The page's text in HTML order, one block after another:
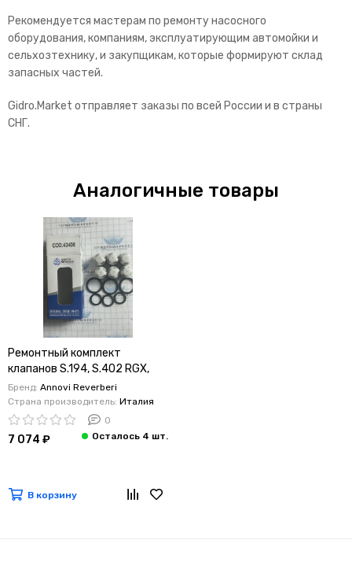
Рекомендуется мастерам по ремонту насосного
оборудования, компаниям, эксплуатирующим автомойки и
сельхозтехнику, и закупщикам, которые формируют склад
запасных частей.
Gidro.Market отправляет заказы по всей России и в страны
СНГ.
Аналогичные товары
Ремонтный комплект
клапанов S.194, S.402 RGX,
ATP COD.43408
Бренд: Annovi Reverberi
Страна производитель: Италия
0
7 074 ₽
В корзину